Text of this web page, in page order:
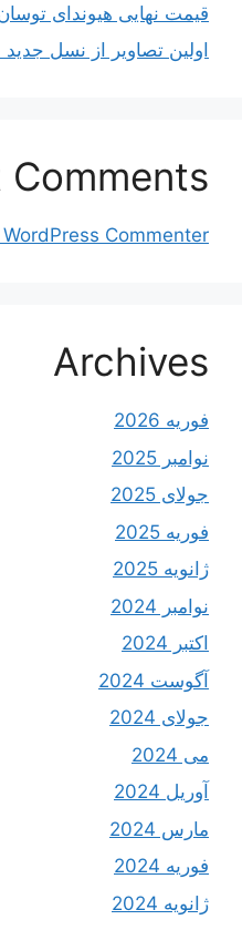
قیمت نهایی هیوندای توسان
اولین تصاویر از نسل جدید چری
Comments
Commenter
Archives
فوریه 2026
نوامبر 2025
جولای 2025
فوریه 2025
ژانویه 2025
نوامبر 2024
اکتبر 2024
آگوست 2024
جولای 2024
می 2024
آوریل 2024
مارس 2024
فوریه 2024
ژانویه 2024